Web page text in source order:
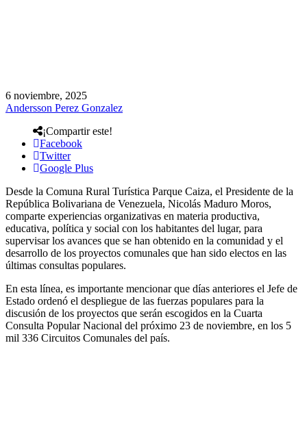
6 noviembre, 2025
Andersson Perez Gonzalez
¡Compartir este!
Facebook
Twitter
Google Plus
Desde la Comuna Rural Turística Parque Caiza, el Presidente de la
República Bolivariana de Venezuela, Nicolás Maduro Moros,
comparte experiencias organizativas en materia productiva,
educativa, política y social con los habitantes del lugar, para
supervisar los avances que se han obtenido en la comunidad y el
desarrollo de los proyectos comunales que han sido electos en las
últimas consultas populares.
En esta línea, es importante mencionar que días anteriores el Jefe de
Estado ordenó el despliegue de las fuerzas populares para la
discusión de los proyectos que serán escogidos en la Cuarta
Consulta Popular Nacional del próximo 23 de noviembre, en los 5
mil 336 Circuitos Comunales del país.